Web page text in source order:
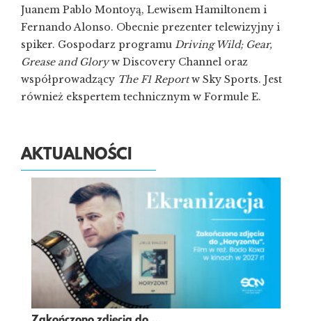
Juanem Pablo Montoyą, Lewisem Hamiltonem i
Fernando Alonso. Obecnie prezenter telewizyjny i
spiker. Gospodarz programu Driving Wild; Gear,
Grease and Gloryw Discovery Channel oraz
współprowadzący The F1 Reportw Sky Sports. Jest
również ekspertem technicznym w Formule E.
AKTUALNOŚCI